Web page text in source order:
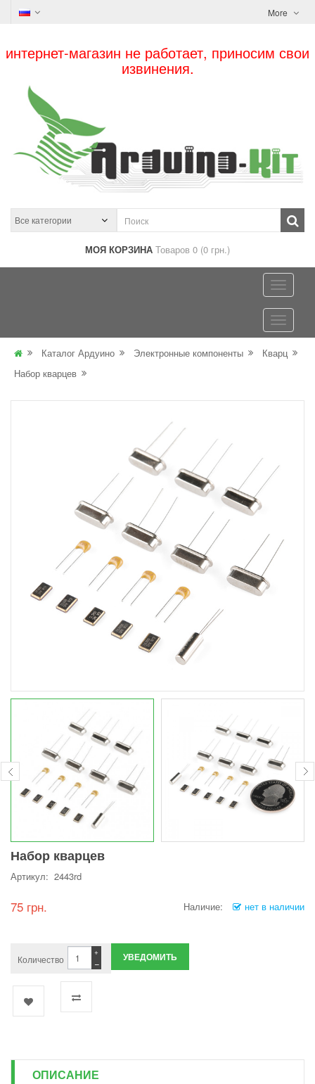
More
интернет-магазин не работает, приносим свои
извинения.
МОЯ КОРЗИНА Товаров 0 (0 грн.)
Каталог Ардуино Электронные компоненты
Кварц
Набор кварцев
Набор кварцев
Артикул: 2443rd
75 грн. Наличие: нет в наличии
Количество −
+ УВЕДОМИТЬ
ОПИСАНИЕ